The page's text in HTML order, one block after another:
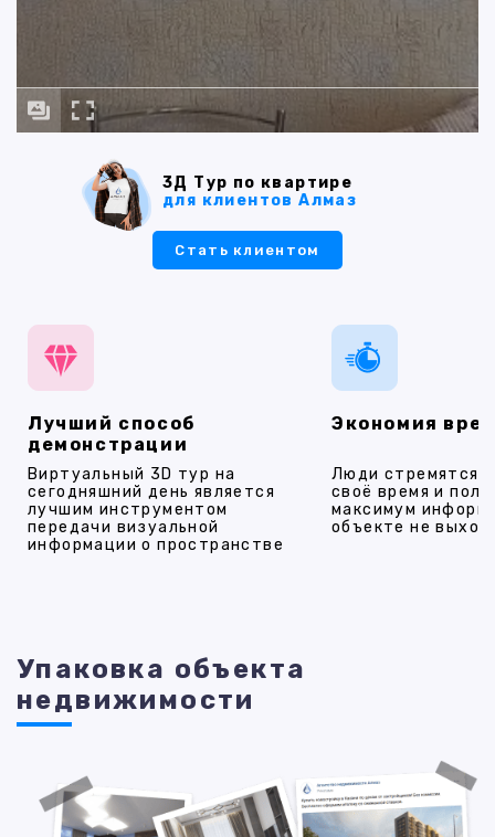
3Д Тур по квартире
для клиентов Алмаз
Стать клиентом
Лучший способ
демонстрации
Виртуальный 3D тур на
сегодняшний день является
лучшим инструментом
передачи визуальной
информации о пространстве
Экономия
Люди стремятся
своё время и
максимум
объекте не
Упаковка объекта
недвижимости